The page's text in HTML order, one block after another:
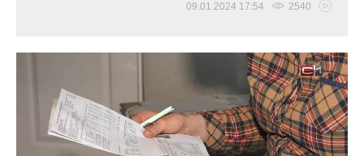
09.01.2024 17:54 2540